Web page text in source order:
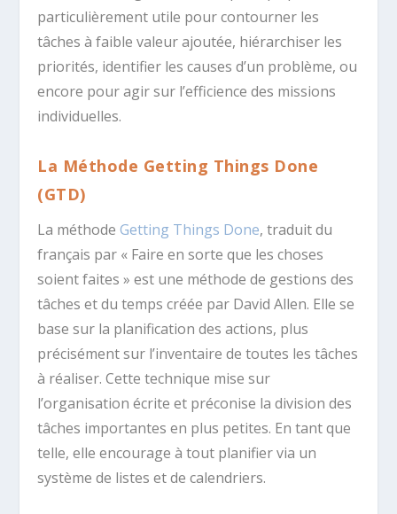
particulièrement utile pour contourner les
tâches à faible valeur ajoutée, hiérarchiser les
priorités, identifier les causes d’un problème, ou
encore pour agir sur l’efficience des missions
individuelles.
La Méthode Getting Things Done
(GTD)
La méthodeGetting Things Done, traduit du
français par « Faire en sorte que les choses
soient faites » est une méthode de gestions des
tâches et du temps créée par David Allen. Elle se
base sur la planification des actions, plus
précisément sur l’inventaire de toutes les tâches
à réaliser. Cette technique mise sur
l’organisation écrite et préconise la division des
tâches importantes en plus petites. En tant que
telle, elle encourage à tout planifier via un
système de listes et de calendriers.